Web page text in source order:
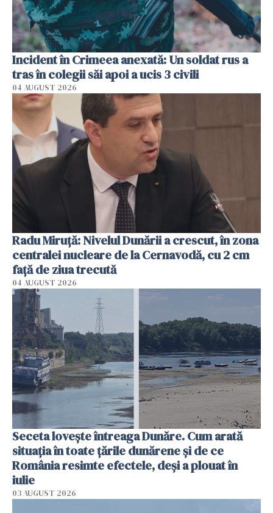
Incident în Crimeea anexată: Un soldat rus a
tras în colegii săi apoi a ucis 3 civili
04 AUGUST 2026
Radu Miruţă: Nivelul Dunării a crescut, în zona
centralei nucleare de la Cernavodă, cu 2 cm
faţă de ziua trecută
04 AUGUST 2026
Seceta lovește întreaga Dunăre. Cum arată
situația în toate țările dunărene și de ce
România resimte efectele, deși a plouat în
iulie
03 AUGUST 2026